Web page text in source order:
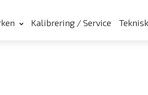
Kalibrering / Service